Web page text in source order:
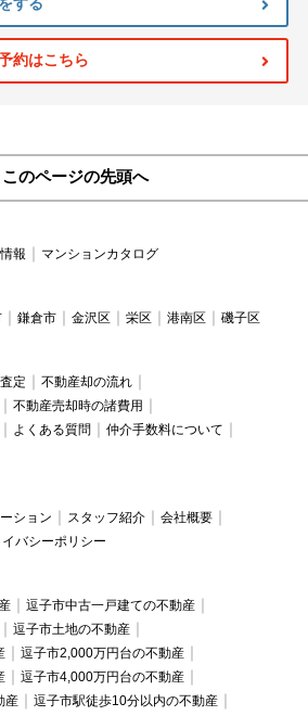
する
約はこちら
このページの先頭へ
報 マンションカタログ
鎌倉市 金沢区 栄区 港南区 磯子区
定
不動産却の流れ
不動産売却時の諸費用
よくある質問
仲介手数料について
ション スタッフ紹介
会社概要
イバシーポリシー
逗子市中古一戸建ての不動産
逗子市土地の不動産
逗子市2,000万円台の不動産
逗子市4,000万円台の不動産
産
逗子市駅徒歩10分以内の不動産